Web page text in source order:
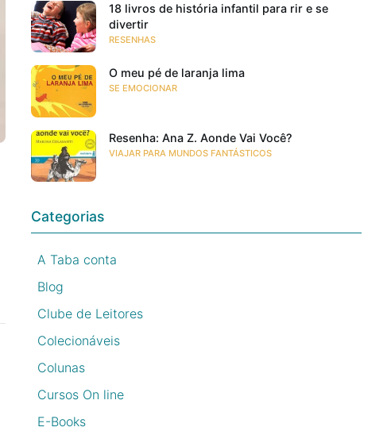
18 livros de história infantil para rir e se
divertir
RESENHAS
O meu pé de laranja lima
SE EMOCIONAR
Resenha: Ana Z. Aonde Vai Você?
VIAJAR PARA MUNDOS FANTÁSTICOS
Categorias
A Taba conta
Blog
Clube de Leitores
Colecionáveis
Colunas
Cursos On line
E-Books